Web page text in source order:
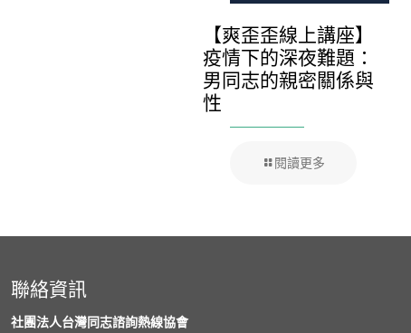
【爽歪歪線上講座】
疫情下的深夜難題：
男同志的親密關係與
性
閱讀更多
聯絡資訊
社團法人台灣同志諮詢熱線協會